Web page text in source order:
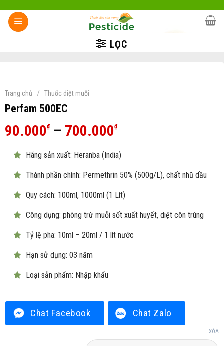
Skip
LỌC
Trang chủ / Thuốc diệt muỗi
Perfam 500EC
90.000₫ – 700.000₫Khoảng
từ
90.000₫
đến
700.000₫
Hãng sản xuất: Heranba (India)
Thành phần chính: Permethrin 50% (500g/L), chất nhũ dầu
Quy cách: 100ml, 1000ml (1 Lít)
Công dụng: phòng trừ muỗi sốt xuất huyết, diệt côn trùng
Tỷ lệ pha: 10ml – 20ml / 1 lít nước
Hạn sử dụng: 03 năm
Loại sản phẩm: Nhập khẩu
Chat Facebook Chat Zalo
XÓA